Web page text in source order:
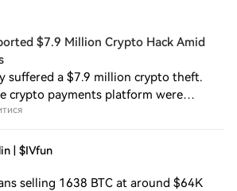
з культурою
анонімний
багатьох
перевагу
а не індивідуальній
написання
інформації, що
підтримують
Ця непрозорість
нових
$7.9 Million Crypto Hack Amid
suffered a $7.9 million crypto theft.
crypto payments platform were
(ETH) and Tron (TRX). Blockchain
| $IVfun
selling 1638 BTC at around $64K